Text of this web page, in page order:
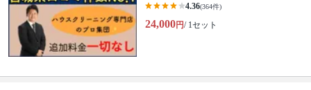
4.36(364件)
24,000円/ 1セット